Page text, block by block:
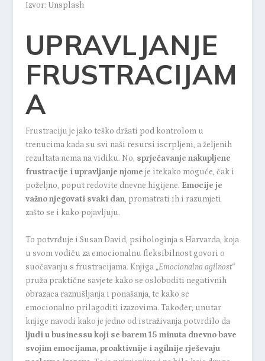
Izvor: Unsplash
UPRAVLJANJE
FRUSTRACIJAM
A
Frustraciju je jako teško držati pod kontrolom u
trenucima kada su svi naši resursi iscrpljeni, a željenih
rezultata nema na vidiku. No, sprječavanje nakupljene
frustracije i upravljanje njome je itekako moguće, čak i
poželjno, poput redovite dnevne higijene. Emocije je
važno njegovati svaki dan, promatrati ih i razumjeti
zašto se i kako pojavljuju.
To potvrđuje i Susan David, psihologinja s Harvarda, koja
u svom vodiču za emocionalnu fleksibilnost govori o
suočavanju s frustracijama. Knjiga „Emocionalna agilnost“
pruža praktične savjete kako se osloboditi negativnih
obrazaca razmišljanja i ponašanja, te kako se
emocionalno prilagoditi izazovima. Također, unutar
knjige navodi kako je jedno od istraživanja potvrdilo da
ljudi u businessu koji se barem 15 minuta dnevno bave
svojim emocijama, proaktivnije i agilnije rješevaju